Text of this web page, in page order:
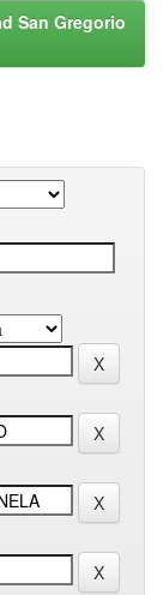
San Gregorio